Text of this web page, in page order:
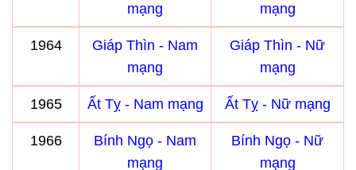
mạng
mạng
1964
Giáp Thìn - Nam
mạng
Giáp Thìn - Nữ
mạng
1965 Ất Tỵ - Nam mạng Ất Tỵ - Nữ mạng
1966
Bính Ngọ - Nam
mạng
Bính Ngọ - Nữ
mạng